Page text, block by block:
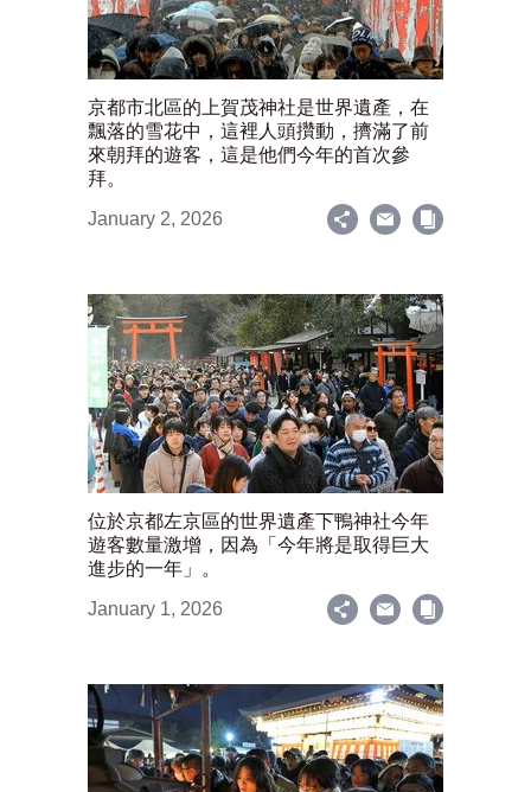
京都市北區的上賀茂神社是世界遺產，在
飄落的雪花中，這裡人頭攢動，擠滿了前
來朝拜的遊客，這是他們今年的首次參
拜。
January 2, 2026
位於京都左京區的世界遺產下鴨神社今年
遊客數量激增，因為「今年將是取得巨大
進步的一年」。
January 1, 2026